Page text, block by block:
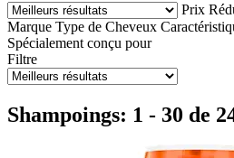
Prix
Marque Type de Cheveux
Spécialement conçu pour
Filtre
Shampoings: 1 - 30 de